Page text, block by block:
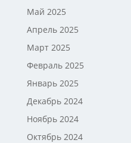
Май 2025
Апрель 2025
Март 2025
Февраль 2025
Январь 2025
Декабрь 2024
Ноябрь 2024
Октябрь 2024